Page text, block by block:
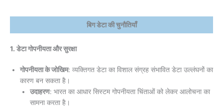
बिग डेटा की चुनौतियाँ
1. डेटा गोपनीयता और सुरक्षा
गोपनीयता के जोखिम: व्यक्तिगत डेटा का विशाल संग्रह संभावित डेटा उल्लंघनों का
कारण बन सकता है।
उदाहरण: भारत का आधार सिस्टम गोपनीयता चिंताओं को लेकर आलोचना का
सामना करता है।